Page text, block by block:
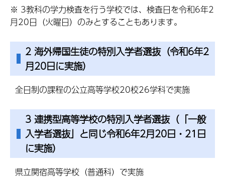
※ 3教科の学力検査を行う学校では、検査日を令和6年2
月20日（火曜日）のみとすることもあります。
2 海外帰国生徒の特別入学者選抜（令和6年2
月20日に実施）
全日制の課程の公立高等学校20校26学科で実施
3 連携型高等学校の特別入学者選抜（「一般
入学者選抜」と同じ令和6年2月20日・21日
に実施）
県立関宿高等学校（普通科）で実施